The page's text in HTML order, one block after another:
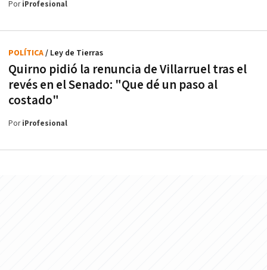
PoriProfesional
Quirno pidió la renuncia de Villarruel tras el
revés en el Senado: "Que dé un paso al
costado"
POLÍTICA/ Ley de Tierras
PoriProfesional